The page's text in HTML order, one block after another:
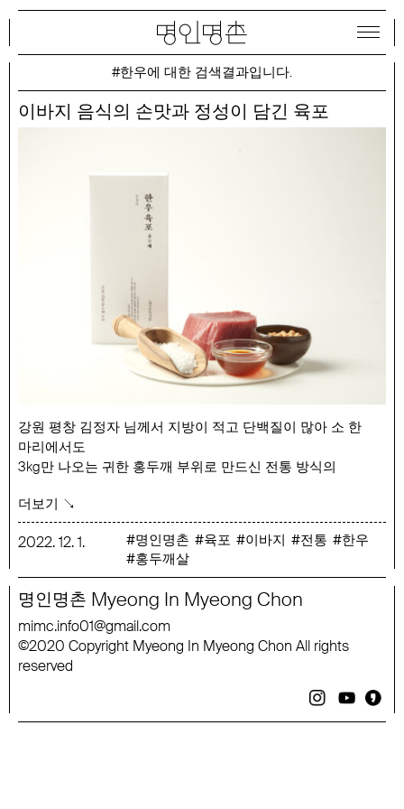
#한우에 대한 검색결과입니다.
이바지 음식의 손맛과 정성이 담긴 육포
강원 평창 김정자 님께서 지방이 적고 단백질이 많아 소 한
마리에서도
3kg만 나오는 귀한 홍두깨 부위로 만드신 전통 방식의
명인명촌 양념들을 사용하여 홍두깨 살에 발라 숙성하고
말리기를 반복하며
색이 짙고 윤기 나는 육포가 완성되었습니다.
가열하지 않은 전통 방식의 한우 홍두깨 육포를 만나보세요.
행사 기간 : 12월 1일 ~ 12월 11일
더보기 ↘
2022.12.1. 명인명촌 육포 이바지 전통
한우
홍두깨살
명인명촌 Myeong In Myeong Chon
mimc.info01@gmail.com
©2020 Copyright Myeong In Myeong Chon All rights
reserved